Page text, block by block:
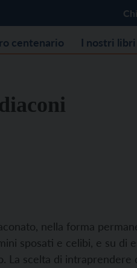
centenario I nostri libri
nella forma
sposati e celibi, e su di
La scelta di intraprendere